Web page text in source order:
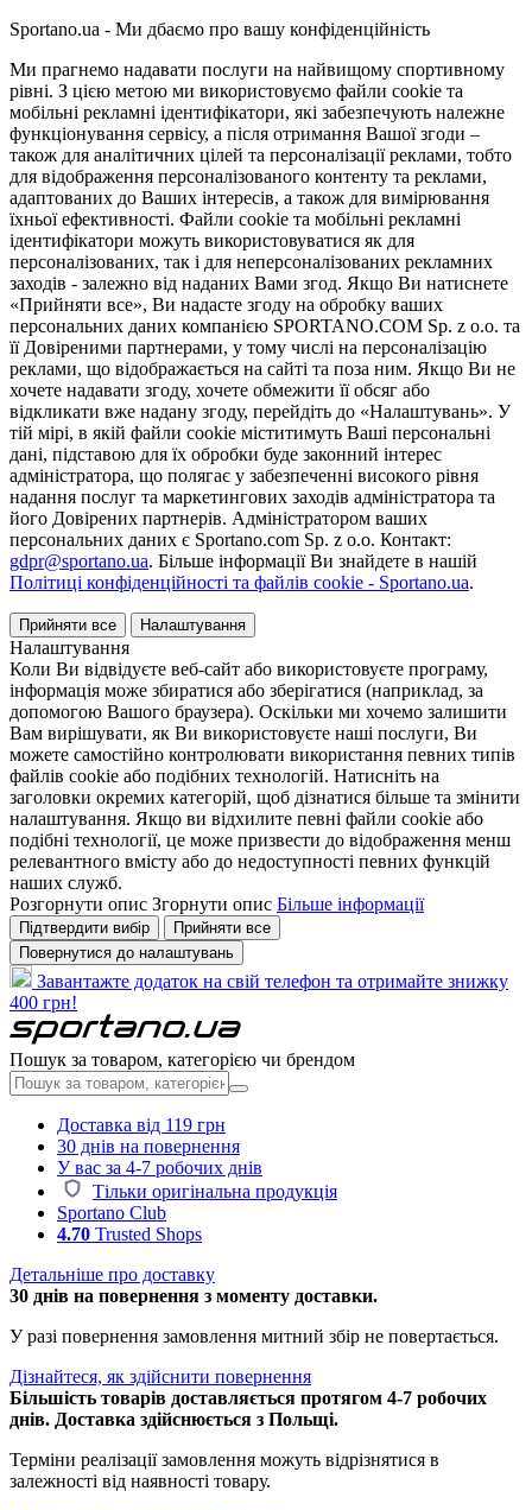
Sportano.ua - Ми дбаємо про вашу конфіденційність
Ми прагнемо надавати послуги на найвищому спортивному
рівні. З цією метою ми використовуємо файли cookie та
мобільні рекламні ідентифікатори, які забезпечують належне
функціонування сервісу, а після отримання Вашої згоди –
також для аналітичних цілей та персоналізації реклами, тобто
для відображення персоналізованого контенту та реклами,
адаптованих до Ваших інтересів, а також для вимірювання
їхньої ефективності. Файли cookie та мобільні рекламні
ідентифікатори можуть використовуватися як для
персоналізованих, так і для неперсоналізованих рекламних
заходів - залежно від наданих Вами згод. Якщо Ви натиснете
«Прийняти все», Ви надасте згоду на обробку ваших
персональних даних компанією SPORTANO.COM Sp. z o.o. та
її Довіреними партнерами, у тому числі на персоналізацію
реклами, що відображається на сайті та поза ним. Якщо Ви не
хочете надавати згоду, хочете обмежити її обсяг або
відкликати вже надану згоду, перейдіть до «Налаштувань». У
тій мірі, в якій файли cookie міститимуть Ваші персональні
дані, підставою для їх обробки буде законний інтерес
адміністратора, що полягає у забезпеченні високого рівня
надання послуг та маркетингових заходів адміністратора та
його Довірених партнерів. Адміністратором ваших
персональних даних є Sportano.com Sp. z o.o. Контакт:
gdpr@sportano.ua. Більше інформації Ви знайдете в нашій
Політиці конфіденційності та файлів cookie - Sportano.ua.
Прийняти все Налаштування
Налаштування
Коли Ви відвідуєте веб-сайт або використовуєте програму,
інформація може збиратися або зберігатися (наприклад, за
допомогою Вашого браузера). Оскільки ми хочемо залишити
Вам вирішувати, як Ви використовуєте наші послуги, Ви
можете самостійно контролювати використання певних типів
файлів cookie або подібних технологій. Натисніть на
заголовки окремих категорій, щоб дізнатися більше та змінити
налаштування. Якщо ви відхилите певні файли cookie або
подібні технології, це може призвести до відображення менш
релевантного вмісту або до недоступності певних функцій
наших служб.
Розгорнути опис Згорнути опис Більше інформації
Підтвердити вибір
Прийняти все
Повернутися до налаштувань
Завантажте додаток на свій телефон та отримайте знижку
400 грн!
Пошук за товаром, категорією чи брендом
Доставка від 119 грн
30 днів на повернення
У вас за 4-7 робочих днів
Тільки оригінальна продукція
Sportano Club
4.70 Trusted Shops
Детальніше про доставку
30 днів на повернення з моменту доставки.
У разі повернення замовлення митний збір не повертається.
Дізнайтеся, як здійснити повернення
Більшість товарів доставляється протягом 4-7 робочих
днів. Доставка здійснюється з Польщі.
Терміни реалізації замовлення можуть відрізнятися в
залежності від наявності товару.